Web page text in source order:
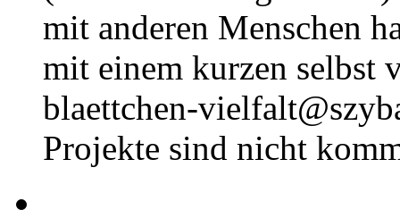
mit anderen Menschen
mit einem kurzen selbst
blaettchen-
Projekte sind nicht